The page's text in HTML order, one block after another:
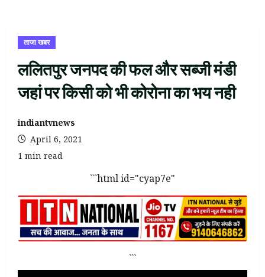
ताजा खबर
ललितपुर जनपद की फल और सब्जी मंडी
जहां पर किसी को भी कोरोना का भय नही
indiantvnews
April 6, 2021
1 min read
```html id="cyap7e"
```